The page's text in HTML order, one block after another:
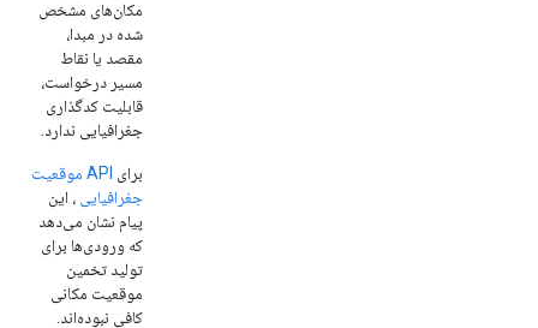
مکان‌های مشخص
شده در مبدا،
مقصد یا نقاط
مسیر درخواست،
قابلیت کدگذاری
جغرافیایی ندارد.
برای
API موقعیت
جغرافیایی ، این
پیام نشان می‌دهد
که ورودی‌ها برای
تولید تخمین
موقعیت مکانی
کافی نبوده‌اند.